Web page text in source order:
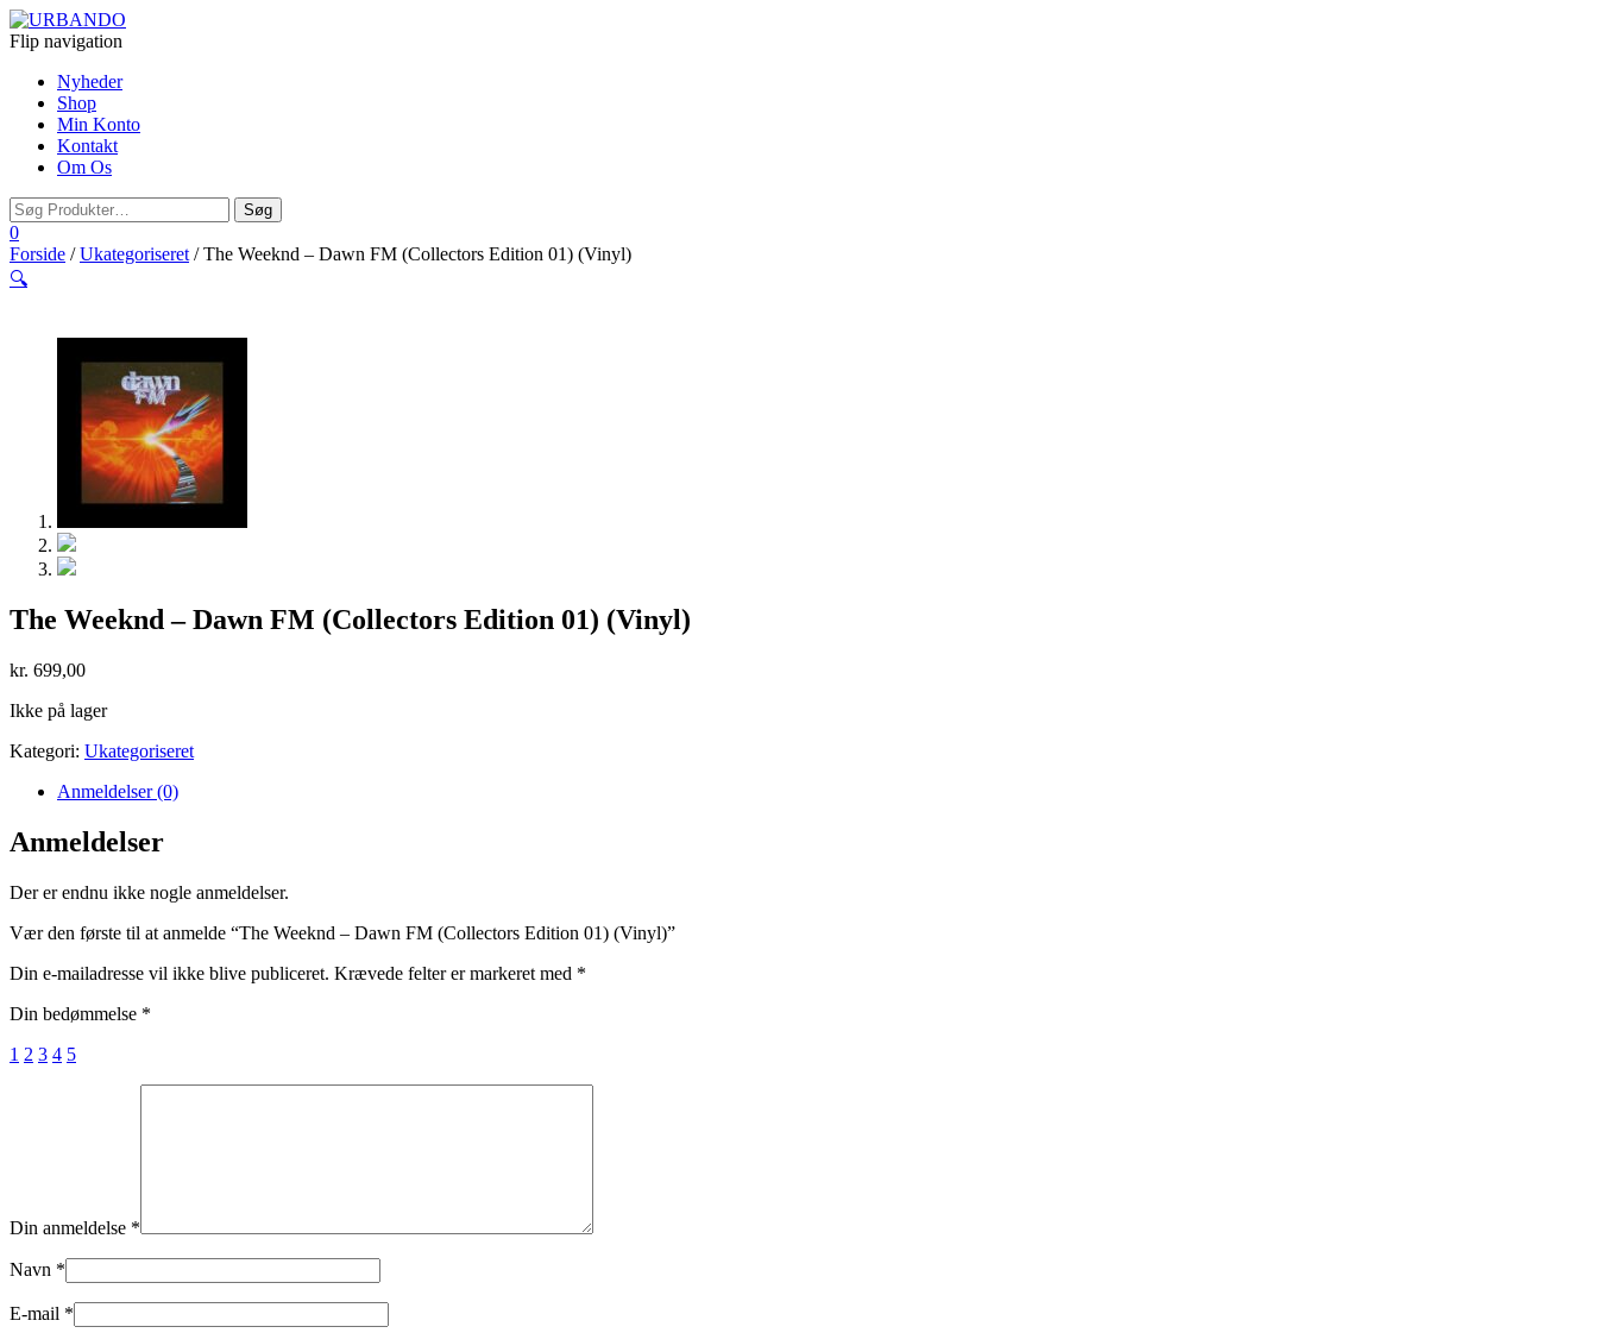
Flip navigation
Nyheder
Shop
Min Konto
Kontakt
Om Os
0
Forside /Ukategoriseret / The Weeknd – Dawn FM (Collectors Edition 01) (Vinyl)
🔍
The Weeknd – Dawn FM (Collectors Edition 01) (Vinyl)
kr. 699,00
Ikke på lager
Kategori: Ukategoriseret
Anmeldelser (0)
Anmeldelser
Der er endnu ikke nogle anmeldelser.
Vær den første til at anmelde “The Weeknd – Dawn FM (Collectors Edition 01) (Vinyl)”
Din e-mailadresse vil ikke blive publiceret. Krævede felter er markeret med *
Din bedømmelse *
1 2 3 4 5
Din anmeldelse *
Navn *
E-mail *